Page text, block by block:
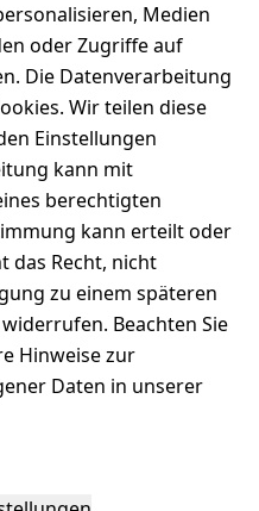
Medien
oder Zugriffe auf
Die Datenverarbeitung
Wir teilen diese
Einstellungen
kann mit
berechtigten
kann erteilt oder
das Recht, nicht
zu einem späteren
Beachten Sie
Hinweise zur
Daten in unserer
Zahle
bequem per